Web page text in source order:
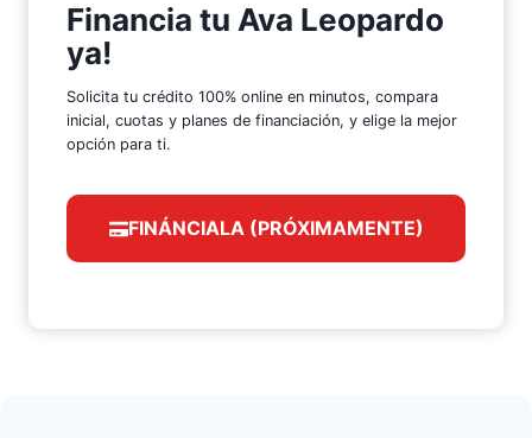
Financia tu Ava Leopardo
ya!
Solicita tu crédito 100% online en minutos, compara
inicial, cuotas y planes de financiación, y elige la mejor
opción para ti.
FINÁNCIALA (PRÓXIMAMENTE)